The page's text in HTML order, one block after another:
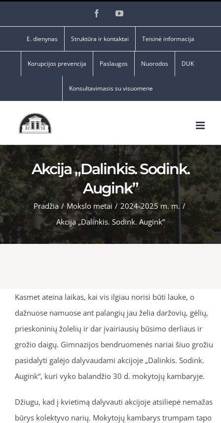
FacebookYouTube
E. dienynas Struktūra ir kontaktai Teisinė informacija
Korupcijos prevencija Paslaugos Nuorodos DUK
Konsultavimasis su visuomene
Akcija „Dalinkis. Sodink.
Augink”
Pradžia / Mokslo metai / 2024-2025 m. m. /
Akcija „Dalinkis. Sodink. Augink”
Kasmet ateina laikas, kai vis ilgiau norisi būti lauke, o
dažnuose namuose ant palangių jau želia daržovių, gėlių,
prieskoninių žolelių ir dar įvairiausių būsimo derliaus ir
grožio daigų. Gimnazijos bendruomenės nariai šiuo grožiu
pasidalyti galėjo dalyvaudami akcijoje „Dalinkis. Sodink.
Augink“, kuri vyko balandžio 30 d. mokytojų kambaryje.
Džiugu, kad į kvietimą dalyvauti akcijoje atsiliepė nemažas
būrys kolektyvo narių. Mokytojų kambarys trumpam tapo